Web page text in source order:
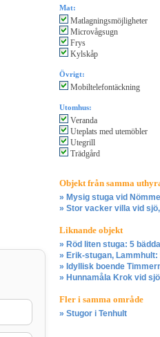
Mat:
Matlagningsmöjligheter
Microvågsugn
Frys
Kylskåp
Övrigt:
Mobiltelefontäckning
Utomhus:
Veranda
Uteplats med utemöbler
Utegrill
Trädgård
Objekt från samma
» Mysig stuga vid
» Stor vacker villa vid
Liknande objekt
» Röd liten stuga: 5
» Erik-stugan, Lammhult:
» Idyllisk boende
» Hunnamåla Krok vid
Fler i samma område
» Stugor i Tenhult